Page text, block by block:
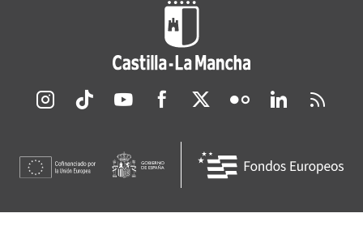
Redes sociales JCCM